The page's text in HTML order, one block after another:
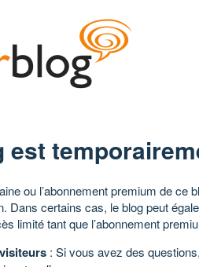
est
ou l’abonnement premium de ce
Dans certains cas, le blog peut
limité tant que l’abonnement
: Si vous avez des